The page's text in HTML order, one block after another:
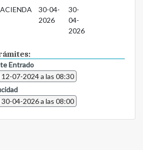
30-04-
2026
30-
04-
2026
Entrado
07-2024 a las 08:30
04-2026 a las 08:00